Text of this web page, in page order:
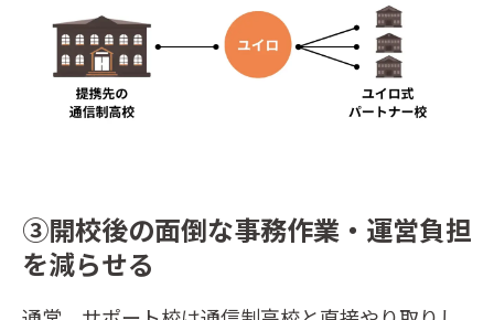
③開校後の面倒な事務作業・運営負担
を減らせる